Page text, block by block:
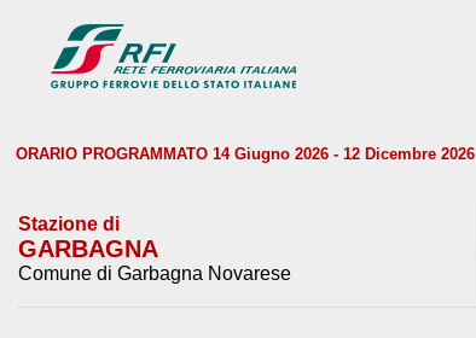
ORARIO PROGRAMMATO 14 Giugno 2026 - 12 Dicembre 2026
Stazione di
GARBAGNA
Comune di Garbagna Novarese